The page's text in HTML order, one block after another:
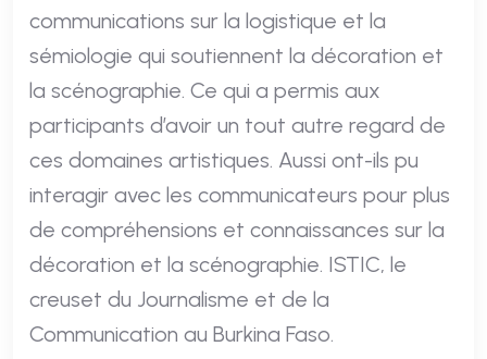
communications sur la logistique et la
sémiologie qui soutiennent la décoration et
la scénographie. Ce qui a permis aux
participants d’avoir un tout autre regard de
ces domaines artistiques. Aussi ont-ils pu
interagir avec les communicateurs pour plus
de compréhensions et connaissances sur la
décoration et la scénographie. ISTIC, le
creuset du Journalisme et de la
Communication au Burkina Faso.